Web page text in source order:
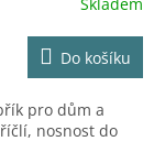
M
A
Skladem
Do košíku
pro dům a
nosnost do